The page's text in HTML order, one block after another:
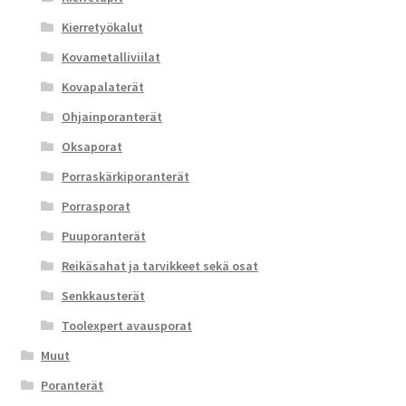
Kierretyökalut
Kovametalliviilat
Kovapalaterät
Ohjainporanterät
Oksaporat
Porraskärkiporanterät
Porrasporat
Puuporanterät
Reikäsahat ja tarvikkeet sekä osat
Senkkausterät
Toolexpert avausporat
Muut
Poranterät